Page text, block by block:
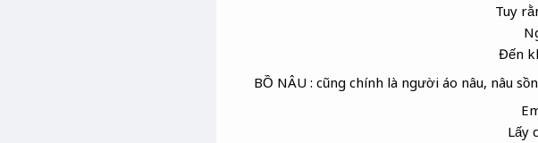
Tuy
Đến
BỒ NÂU : cũng chính là người áo nâu, nâu
Lấy